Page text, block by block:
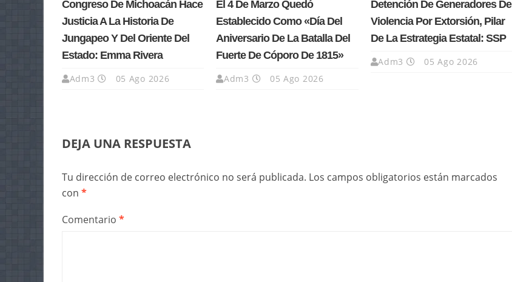
Congreso De Michoacán Hace
Justicia A La Historia De
Jungapeo Y Del Oriente Del
Estado: Emma Rivera
Adm3 05 Ago 2026
El 4 De Marzo Quedó
Establecido Como «Día Del
Aniversario De La Batalla Del
Fuerte De Cóporo De 1815»
Adm3 05 Ago 2026
Detención De Generadores De
Violencia Por Extorsión, Pilar
De La Estrategia Estatal: SSP
Adm3 05 Ago 2026
DEJA UNA RESPUESTA
Tu dirección de correo electrónico no será publicada. Los campos obligatorios están marcados
con *
Comentario *